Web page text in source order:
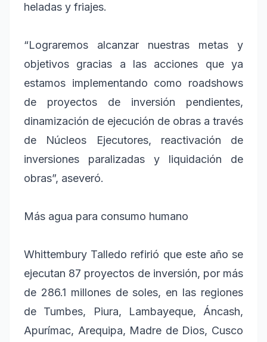
heladas y friajes.
“Lograremos alcanzar nuestras metas y
objetivos gracias a las acciones que ya
estamos implementando como roadshows
de proyectos de inversión pendientes,
dinamización de ejecución de obras a través
de Núcleos Ejecutores, reactivación de
inversiones paralizadas y liquidación de
obras”, aseveró.
Más agua para consumo humano
Whittembury Talledo refirió que este año se
ejecutan 87 proyectos de inversión, por más
de 286.1 millones de soles, en las regiones
de Tumbes, Piura, Lambayeque, Áncash,
Apurímac, Arequipa, Madre de Dios, Cusco